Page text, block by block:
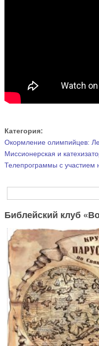
Категория:
Окормление олимпийцев:
Миссионерская и
Телепрограммы с участием
Форма поиска
Библейский клуб